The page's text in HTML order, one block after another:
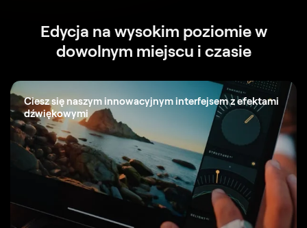
Edycja na wysokim poziomie w
dowolnym miejscu i czasie
Ciesz się naszym innowacyjnym interfejsem z efektami
dźwiękowymi